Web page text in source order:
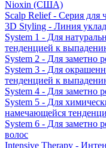
Nioxin (США)
Scalp Relief - Серия для
3D Styling - Линия
System 1 - Для
тенденцией к
System 2 - Для заметно
System 3 - Для
тенденцией к
System 4 - Для заметно
System 5 - Для
намечающейся
System 6 - Для заметно
волос
Intensive Therapy -